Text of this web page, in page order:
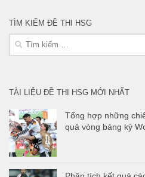
TÌM KIẾM ĐỀ THI HSG
Tìm
TÀI LIỆU ĐỀ THI HSG MỚI NHẤT
Tổng hợp những
quả vòng bảng kỳ